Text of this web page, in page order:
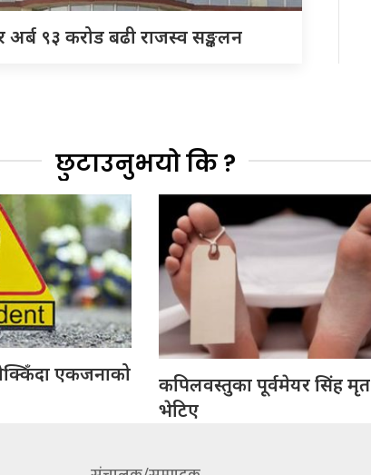
अर्ब ९३ करोड बढी राजस्व सङ्कलन
छुटाउनुभयो कि ?
एकजनाको
कपिलवस्तुका पूर्वमेयर सिंह मृत
भेटिए